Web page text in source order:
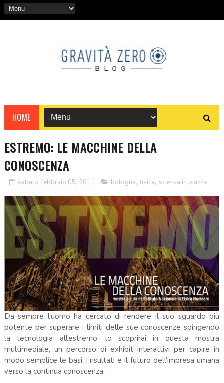
HOME
ESTREMO: LE MACCHINE DELLA
CONOSCENZA
sabato, febbraio 05, 2011 bologna, fisica, scienza in piazza
Da sempre l’uomo ha cercato di rendere il suo sguardo più
potente per superare i limiti delle sue conoscenze spingendo
la tecnologia all’estremo: lo scoprirai in questa mostra
multimediale, un percorso di exhibit interattivi per capire in
modo semplice le basi, i risultati e il futuro dell’impresa umana
verso la continua conoscenza.